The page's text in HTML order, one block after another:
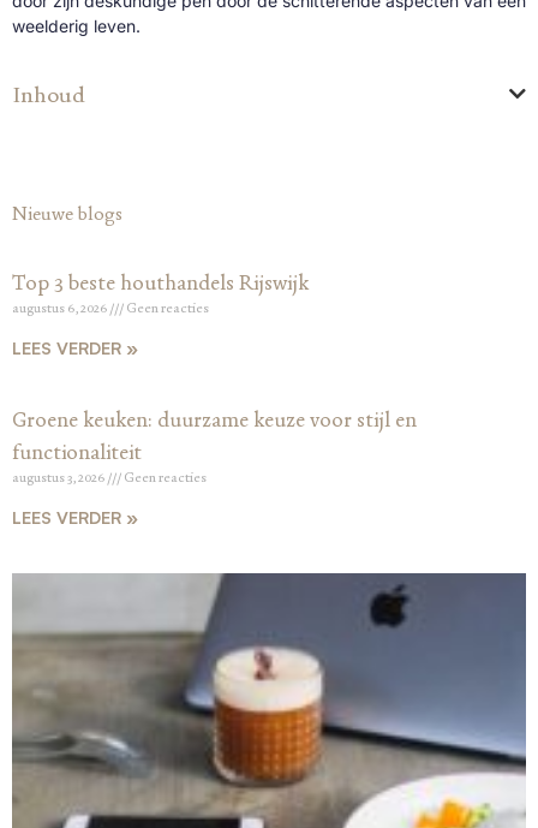
weelderig leven.
Inhoud
Nieuwe blogs
Top 3 beste houthandels Rijswijk
augustus 6, 2026 Geen reacties
LEES VERDER »
Groene keuken: duurzame keuze voor stijl en
functionaliteit
augustus 3, 2026 Geen reacties
LEES VERDER »